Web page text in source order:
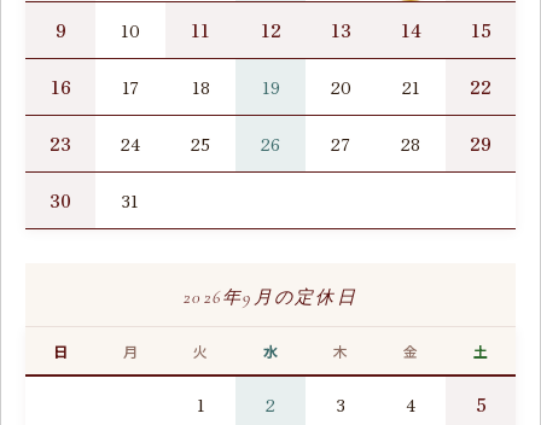
9 10 11 12 13 14 15
16 17 18 19 20 21 22
23 24 25 26 27 28 29
30 31
2026年9月の定休日
日 月 火 水 木 金 土
1 2 3 4 5